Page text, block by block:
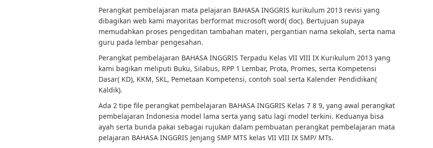
Perangkat pembelajaran mata pelajaran BAHASA INGGRIS kurikulum 2013 revisi yang
dibagikan web kami mayoritas berformat microsoft word( doc). Bertujuan supaya
memudahkan proses pengeditan tambahan materi, pergantian nama sekolah, serta nama
guru pada lembar pengesahan.
Perangkat pembelajaran BAHASA INGGRIS Terpadu Kelas VII VIII IX Kurikulum 2013 yang
kami bagikan meliputi Buku, Silabus, RPP 1 Lembar, Prota, Promes, serta Kompetensi
Dasar( KD), KKM, SKL, Pemetaan Kompetensi, contoh soal serta Kalender Pendidikan(
Kaldik).
Ada 2 tipe file perangkat pembelajaran BAHASA INGGRIS Kelas 7 8 9, yang awal perangkat
pembelajaran Indonesia model lama serta yang satu lagi model terkini. Keduanya bisa
ayah serta bunda pakai sebagai rujukan dalam pembuatan perangkat pembelajaran mata
pelajaran BAHASA INGGRIS Jenjang SMP MTS kelas VII VIII IX SMP/ MTs.